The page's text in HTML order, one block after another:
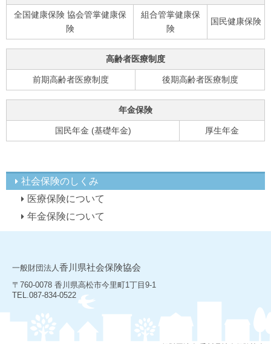
全国健康保険 協会管掌健康保
険
組合管掌健康保
険
国民健康保険
高齢者医療制度
前期高齢者医療制度 後期高齢者医療制度
年金保険
国民年金 (基礎年金) 厚生年金
社会保険のしくみ
医療保険について
年金保険について
一般財団法人香川県社会保険協会
〒760-0078 香川県高松市今里町1丁目9-1
TEL.087-834-0522